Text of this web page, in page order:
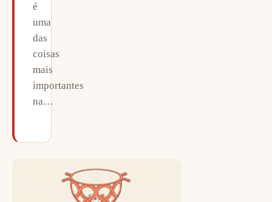
é
uma
das
coisas
mais
importantes
na…